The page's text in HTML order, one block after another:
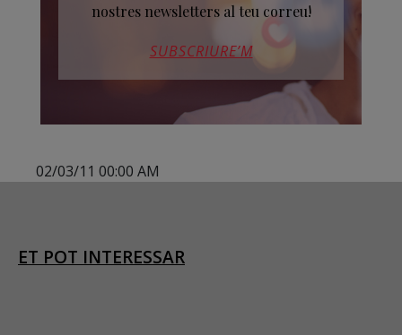
nostres newsletters al teu correu!
SUBSCRIURE’M
02/03/11 00:00 AM
ET POT INTERESSAR